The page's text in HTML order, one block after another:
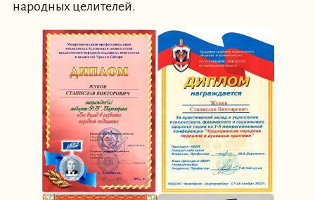
народных целителей.